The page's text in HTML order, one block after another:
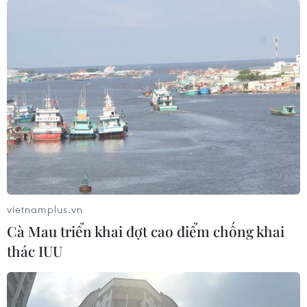
người sáng lập WikiLeaks
07/11/2016 11:10
Các công tố viên Thụy Điển cho biết giới chức Ecuador
sẽ tiến hành thẩm vấn Julian Assange tại Đại sứ quán
Ecuador ở London vào ngày 14/11 tới.
vietnamplus.vn
Cà Mau triển khai đợt cao điểm chống khai
thác IUU